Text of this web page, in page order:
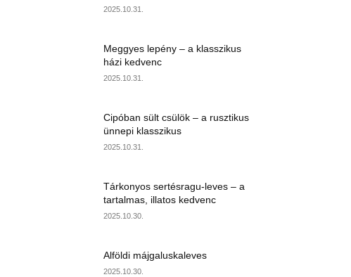
2025.10.31.
Meggyes lepény – a klasszikus
házi kedvenc
2025.10.31.
Cipóban sült csülök – a rusztikus
ünnepi klasszikus
2025.10.31.
Tárkonyos sertésragu-leves – a
tartalmas, illatos kedvenc
2025.10.30.
Alföldi májgaluskaleves
2025.10.30.